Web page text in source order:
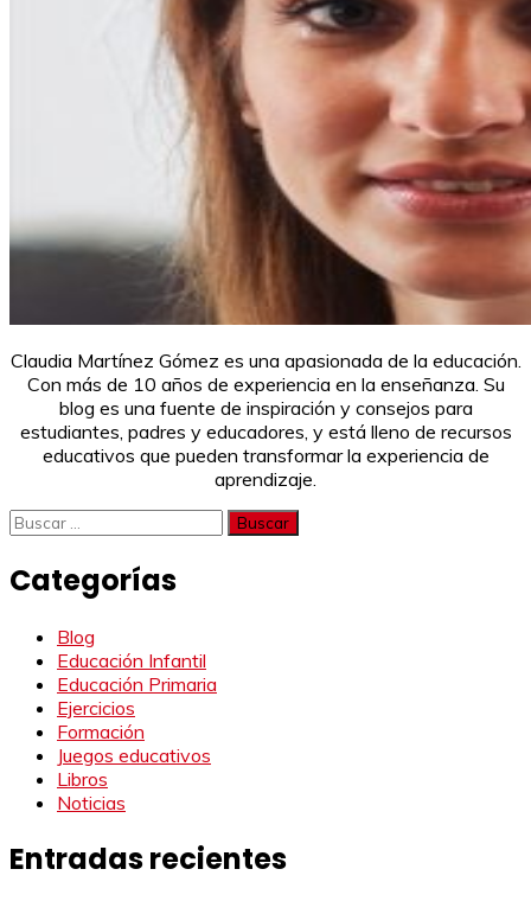
Claudia Martínez Gómez es una apasionada de la educación.
Con más de 10 años de experiencia en la enseñanza. Su
blog es una fuente de inspiración y consejos para
estudiantes, padres y educadores, y está lleno de recursos
educativos que pueden transformar la experiencia de
aprendizaje.
Buscar:
Categorías
Blog
Educación Infantil
Educación Primaria
Ejercicios
Formación
Juegos educativos
Libros
Noticias
Entradas recientes